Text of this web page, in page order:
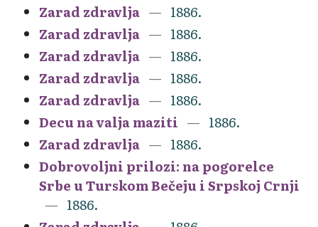
Zarad zdravlja
1886.
Zarad zdravlja
1886.
Zarad zdravlja
1886.
Zarad zdravlja
1886.
Zarad zdravlja
1886.
Decu na valja maziti
1886.
Zarad zdravlja
1886.
Dobrovoljni prilozi: na pogorelce
Srbe u Turskom Bečeju i Srpskoj Crnji
1886.